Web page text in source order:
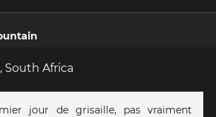
South Africa
jour de grisaille, pas vraiment